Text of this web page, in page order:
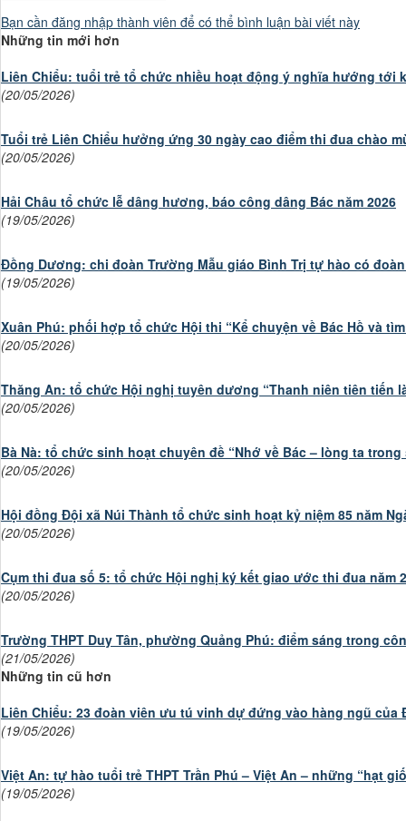
Bạn cần đăng nhập thành viên để có thể bình luận bài viết này
Những tin mới hơn
Liên Chiểu: tuổi trẻ tổ chức nhiều hoạt động ý nghĩa hướng tới
(20/05/2026)
Tuổi trẻ Liên Chiểu hưởng ứng 30 ngày cao điểm thi đua chào
(20/05/2026)
Hải Châu tổ chức lễ dâng hương, báo công dâng Bác năm 2026
(19/05/2026)
Đồng Dương: chi đoàn Trường Mẫu giáo Bình Trị tự hào có
(19/05/2026)
Xuân Phú: phối hợp tổ chức Hội thi “Kể chuyện về Bác Hồ và
(20/05/2026)
Thăng An: tổ chức Hội nghị tuyên dương “Thanh niên tiên tiến
(20/05/2026)
Bà Nà: tổ chức sinh hoạt chuyên đề “Nhớ về Bác – lòng ta
(20/05/2026)
Hội đồng Đội xã Núi Thành tổ chức sinh hoạt kỷ niệm 85 năm
(20/05/2026)
Cụm thi đua số 5: tổ chức Hội nghị ký kết giao ước thi đua năm
(20/05/2026)
Trường THPT Duy Tân, phường Quảng Phú: điểm sáng trong
(21/05/2026)
Những tin cũ hơn
Liên Chiểu: 23 đoàn viên ưu tú vinh dự đứng vào hàng ngũ của
(19/05/2026)
Việt An: tự hào tuổi trẻ THPT Trần Phú – Việt An – những “hạt
(19/05/2026)